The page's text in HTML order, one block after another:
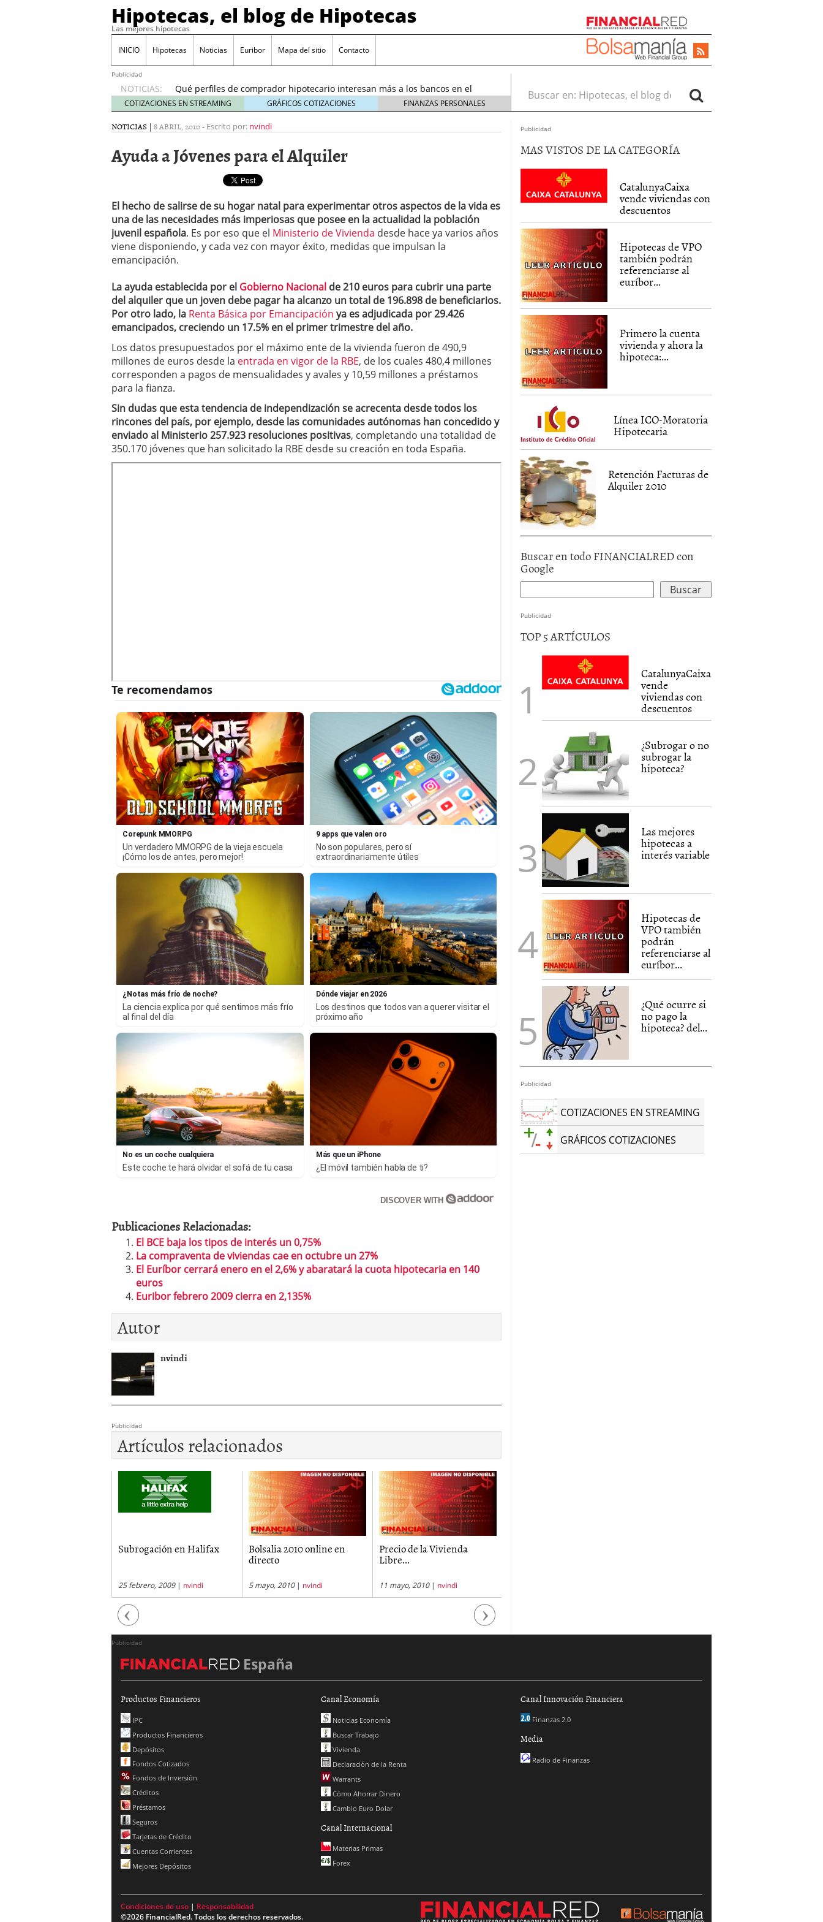
Hipotecas, el blog de Hipotecas
Las mejores hipotecas
INICIO Hipotecas Noticias Euribor Mapa del sitio Contacto
Publicidad
NOTICIAS:
Previsión del euríbor 2026: analistas sitúan el índice entre 2,25 % y 2,30 %
durante el año 06/01/2026
El Banco de España alerta sobre el sobreendeudamiento inmobiliario
Qué perfiles de comprador hipotecario interesan más a los bancos en el
inicio de 2026
21/01/2026
Hipotecas para no residentes en España: requisitos y condiciones actuales
17/01/2026
España? 12/01/2026
Previsión del euríbor 2026: analistas sitúan el índice entre 2,25 % y 2,30 %
durante el año 06/01/2026
24/01/2026
COTIZACIONES EN STREAMING GRÁFICOS COTIZACIONES FINANZAS PERSONALES
Buscar en:
NOTICIAS | 8 ABRIL, 2010- Escrito por: nvindi
Ayuda a Jóvenes para el Alquiler
El hecho de salirse de su hogar natal para experimentar otros aspectos de la vida es
una de las necesidades más imperiosas que posee en la actualidad la población
juvenil española. Es por eso que el Ministerio de Vivienda desde hace ya varios años
viene disponiendo, y cada vez con mayor éxito, medidas que impulsan la
emancipación.
La ayuda establecida por el Gobierno Nacional de 210 euros para cubrir una parte
del alquiler que un joven debe pagar ha alcanzo un total de 196.898 de beneficiarios.
Por otro lado, la Renta Básica por Emancipación ya es adjudicada por 29.426
emancipados, creciendo un 17.5% en el primer trimestre del año.
Los datos presupuestados por el máximo ente de la vivienda fueron de 490,9
millones de euros desde la entrada en vigor de la RBE, de los cuales 480,4 millones
corresponden a pagos de mensualidades y avales y 10,59 millones a préstamos
para la fianza.
Sin dudas que esta tendencia de independización se acrecenta desde todos los
rincones del país, por ejemplo, desde las comunidades autónomas han concedido y
enviado al Ministerio 257.923 resoluciones positivas, completando una totalidad de
350.170 jóvenes que han solicitado la RBE desde su creación en toda España.
Corepunk MMORPG
Un verdadero MMORPG de la vieja escuela
¡Cómo los de antes, pero mejor!
9 apps que valen oro
No son populares, pero sí
extraordinariamente útiles
¿Notas más frío de noche?
La ciencia explica por qué sentimos más frío
al final del día
Dónde viajar en 2026
Los destinos que todos van a querer visitar el
próximo año
No es un coche cualquiera
Este coche te hará olvidar el sofá de tu casa
Más que un iPhone
¿El móvil también habla de ti?
DISCOVER WITH
Publicaciones Relacionadas:
El BCE baja los tipos de interés un 0,75%
La compraventa de viviendas cae en octubre un 27%
El Euríbor cerrará enero en el 2,6% y abaratará la cuota hipotecaria en 140
euros
Euribor febrero 2009 cierra en 2,135%
Autor
nvindi
Publicidad
Artículos relacionados
Previous
Subrogación en Halifax
25 febrero, 2009| nvindi
Bolsalia 2010 online en
directo
5 mayo, 2010| nvindi
Precio de la Vivienda
Libre...
11 mayo, 2010| nvindi
Next
Publicidad
MAS VISTOS DE LA CATEGORÍA
CatalunyaCaixa
vende viviendas con
descuentos
Hipotecas de VPO
también podrán
referenciarse al
euríbor...
Primero la cuenta
vivienda y ahora la
hipoteca:...
Línea ICO-Moratoria
Hipotecaria
Retención Facturas de
Alquiler 2010
Buscar en todo FINANCIALRED con
Google
Publicidad
TOP 5 ARTÍCULOS
CatalunyaCaixa
vende
viviendas con
descuentos
¿Subrogar o no
subrogar la
hipoteca?
Las mejores
hipotecas a
interés variable
Hipotecas de
VPO también
podrán
referenciarse al
euríbor...
¿Qué ocurre si
no pago la
hipoteca? del...
Publicidad
COTIZACIONES EN STREAMING
GRÁFICOS COTIZACIONES
Publicidad
España
Productos Financieros
IPC
Productos Financieros
Depósitos
Fondos Cotizados
Fondos de Inversión
Créditos
Préstamos
Seguros
Tarjetas de Crédito
Cuentas Corrientes
Mejores Depósitos
Canal Economía
Noticias Economía
Buscar Trabajo
Vivienda
Declaración de la Renta
Warrants
Cómo Ahorrar Dinero
Cambio Euro Dolar
Canal Internacional
Materias Primas
Forex
Canal Innovación Financiera
Finanzas 2.0
Media
Radio de Finanzas
Condiciones de uso | Responsabilidad
©2026 FinancialRed. Todos los derechos reservados.